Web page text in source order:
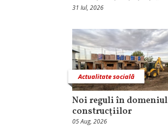
31 Iul, 2026
Actualitate socială
Noi reguli în domeniul
construcţiilor
05 Aug, 2026